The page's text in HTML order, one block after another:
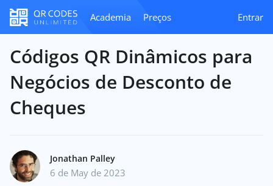
Academia Preços Entrar
Códigos QR Dinâmicos para
Negócios de Desconto de
Cheques
Jonathan Palley
6 de May de 2023